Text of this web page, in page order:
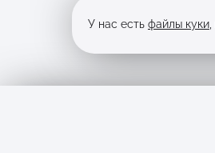
У нас есть файлы куки